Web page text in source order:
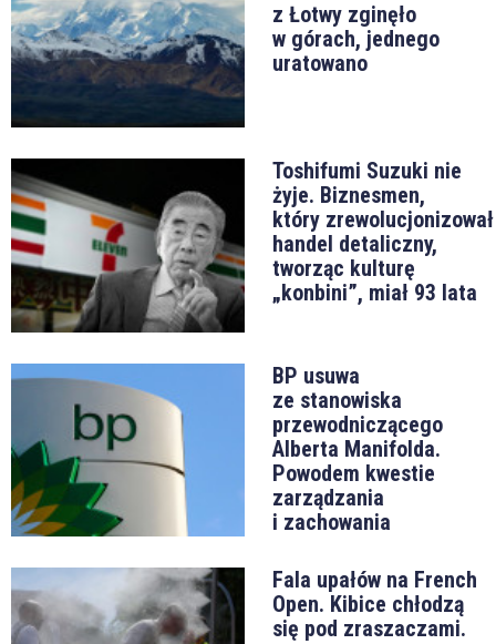
z Łotwy zginęło
w górach, jednego
uratowano
Toshifumi Suzuki nie
żyje. Biznesmen,
który zrewolucjonizował
handel detaliczny,
tworząc kulturę
„konbini”, miał 93 lata
BP usuwa
ze stanowiska
przewodniczącego
Alberta Manifolda.
Powodem kwestie
zarządzania
i zachowania
Fala upałów na French
Open. Kibice chłodzą
się pod zraszaczami.